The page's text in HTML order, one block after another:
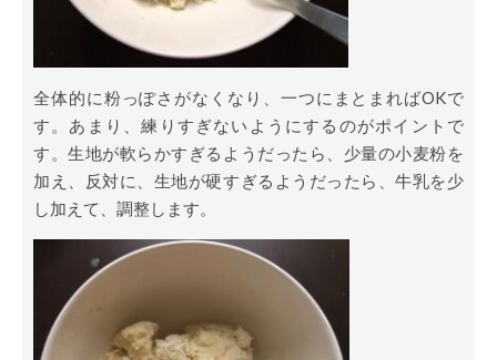
全体的に粉っぽさがなくなり、一つにまとまればOKで
す。あまり、練りすぎないようにするのがポイントで
す。生地が軟らかすぎるようだったら、少量の小麦粉を
加え、反対に、生地が硬すぎるようだったら、牛乳を少
し加えて、調整します。